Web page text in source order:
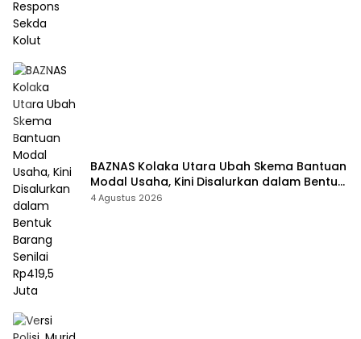
BAZNAS Kolaka Utara Ubah Skema Bantuan
Modal Usaha, Kini Disalurkan dalam Bentuk
Barang Senilai Rp419,5 Juta
4 Agustus 2026